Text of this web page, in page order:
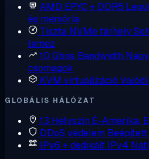
AMD EPYC + DDR5
és memória
Tiszta NVMe tárhely
lemez
10 Gbps Bandwidth
csomagok
KVM virtualizáció
GLOBÁLIS HÁLÓZAT
13 Helyszín É-Amerika,
DDoS védelem
IPv6 + dedikált IPv4